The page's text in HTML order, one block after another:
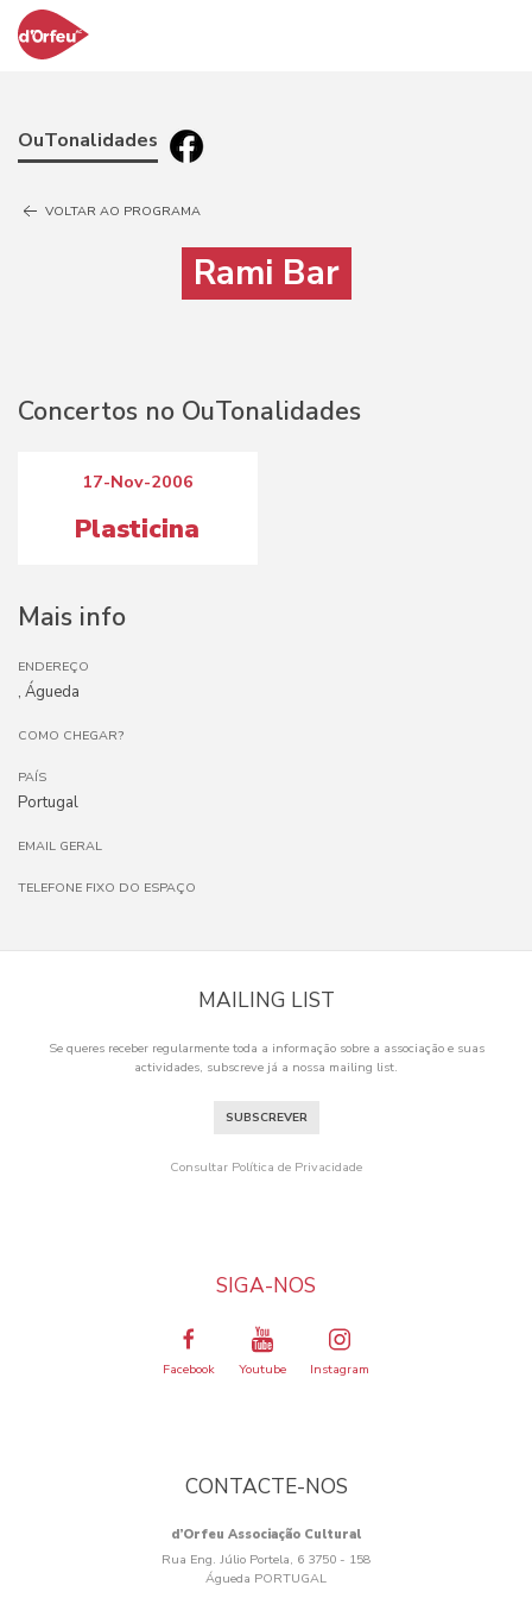
OuTonalidades
VOLTAR AO PROGRAMA
Rami Bar
Concertos no OuTonalidades
17-Nov-2006
Plasticina
Mais info
ENDEREÇO
, Águeda
COMO CHEGAR?
PAÍS
Portugal
EMAIL GERAL
TELEFONE FIXO DO ESPAÇO
MAILING LIST
Se queres receber regularmente toda a informação sobre a associação e suas
actividades, subscreve já a nossa mailing list.
SUBSCREVER
Consultar Política de Privacidade
SIGA-NOS
Facebook Youtube Instagram
CONTACTE-NOS
d’Orfeu Associação Cultural
Rua Eng. Júlio Portela, 6 3750 - 158
Águeda PORTUGAL